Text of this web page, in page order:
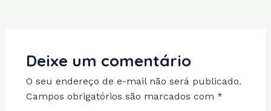
Deixe um comentário
O seu endereço de e-mail não será publicado.
Campos obrigatórios são marcados com *